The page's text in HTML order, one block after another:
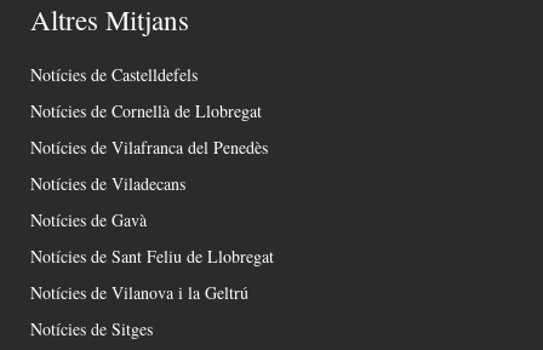
Altres Mitjans
Notícies de Castelldefels
Notícies de Cornellà de Llobregat
Notícies de Vilafranca del Penedès
Notícies de Viladecans
Notícies de Gavà
Notícies de Sant Feliu de Llobregat
Notícies de Vilanova i la Geltrú
Notícies de Sitges